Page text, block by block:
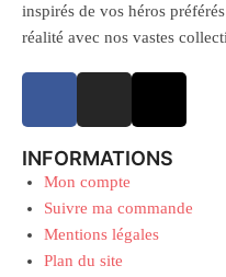
inspirés de vos héros
réalité avec nos vastes
INFORMATIONS
Mon compte
Suivre ma commande
Mentions légales
Plan du site